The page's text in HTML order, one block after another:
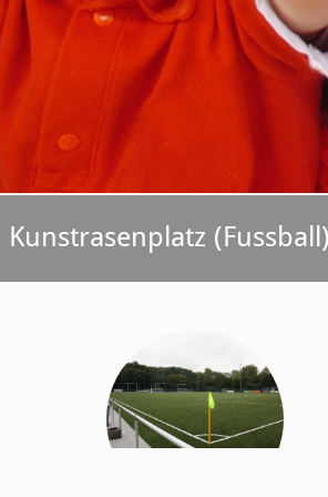
Kunstrasenplatz